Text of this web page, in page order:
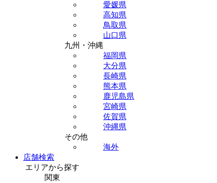
愛媛県
高知県
鳥取県
山口県
九州・沖縄
福岡県
大分県
長崎県
熊本県
鹿児島県
宮崎県
佐賀県
沖縄県
その他
海外
店舗検索
エリアから探す
関東